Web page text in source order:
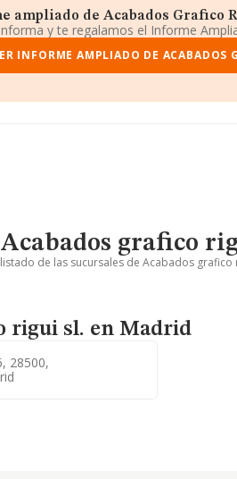
ampliado de Acabados Grafico
y te regalamos el Informe
INFORME AMPLIADO DE ACABADOS
grafico
de las sucursales de Acabados
rigui sl. en Madrid
28500,